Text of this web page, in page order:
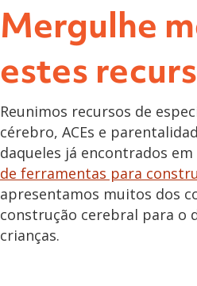
Mergulhe
estes
Reunimos recursos de
cérebro, ACEs e
daqueles já encontrados
de ferramentas para
apresentamos muitos dos
construção cerebral para o
crianças.